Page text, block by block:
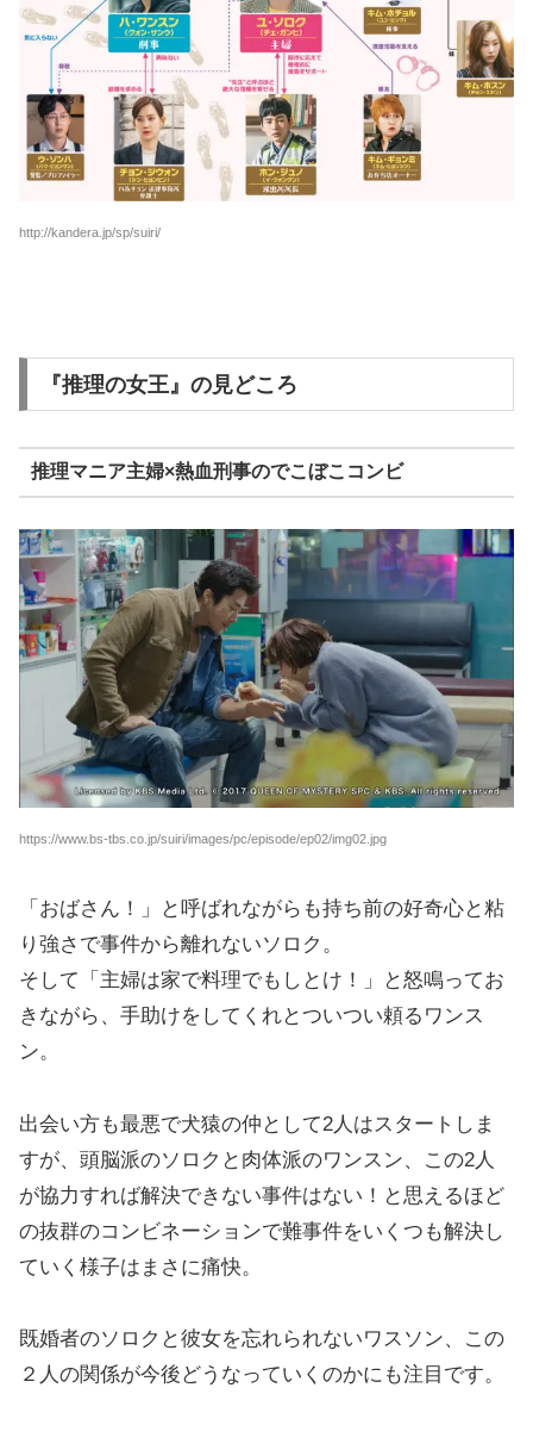
http://kandera.jp/sp/suiri/
『推理の女王』の見どころ
推理マニア主婦×熱血刑事のでこぼこコンビ
https://www.bs-tbs.co.jp/suiri/images/pc/episode/ep02/img02.jpg
「おばさん！」と呼ばれながらも持ち前の好奇心と粘
り強さで事件から離れないソロク。
そして「主婦は家で料理でもしとけ！」と怒鳴ってお
きながら、手助けをしてくれとついつい頼るワンス
ン。
出会い方も最悪で犬猿の仲として2人はスタートしま
すが、頭脳派のソロクと肉体派のワンスン、この2人
が協力すれば解決できない事件はない！と思えるほど
の抜群のコンビネーションで難事件をいくつも解決し
ていく様子はまさに痛快。
既婚者のソロクと彼女を忘れられないワスソン、この
２人の関係が今後どうなっていくのかにも注目です。